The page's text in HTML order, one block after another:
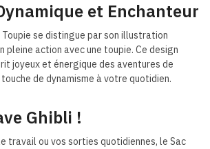
et Enchanteur
Toupie se distingue par son illustration
pleine action avec une toupie. Ce design
joyeux et énergique des aventures de
de dynamisme à votre quotidien.
Ghibli !
travail ou vos sorties quotidiennes, le Sac